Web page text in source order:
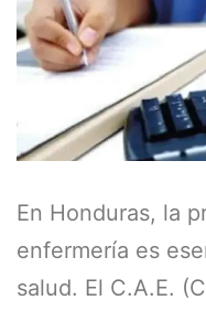
En Honduras, la
enfermería es
salud. El C.A.E.